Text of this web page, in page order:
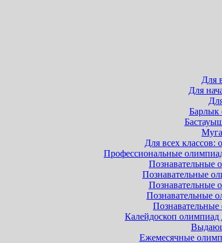
Для
Для
Барлык
Для всех классов:
Профессиональные
Познавательные
Познавательные
Познавательные
Познавательные
Познавательные
Калейдоскоп олимпиад
Ежемесячные